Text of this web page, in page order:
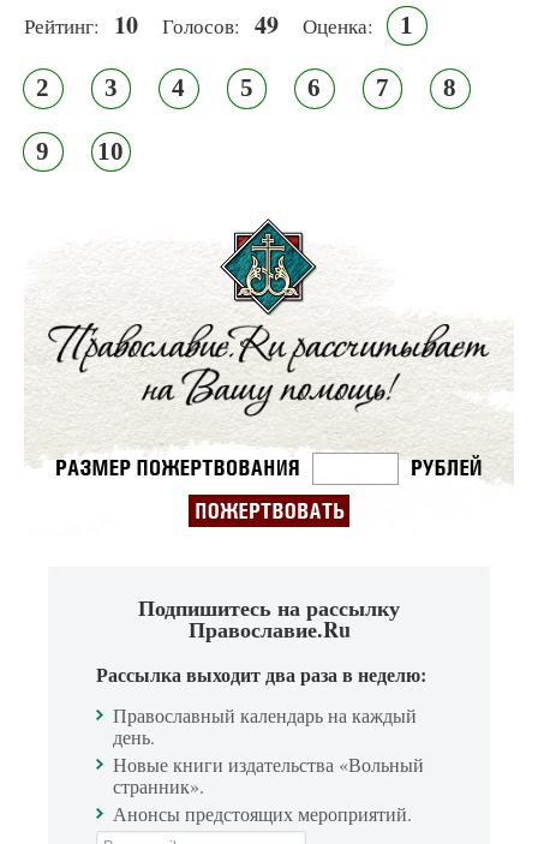
Рейтинг: 10 Голосов: 49 Оценка: 1
2 3 4 5 6 7 8
9 10
Подпишитесь на рассылку
Православие.Ru
Рассылка выходит два раза в неделю:
Православный календарь на каждый
день.
Новые книги издательства «Вольный
странник».
Анонсы предстоящих мероприятий.